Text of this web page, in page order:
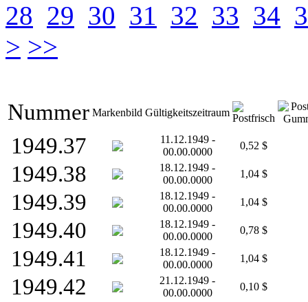
28 29 30 31 32 33 34
> >>
Nummer Markenbild Gültigkeitszeitraum
1949.37
11.12.1949 -
00.00.0000
0,52 $
1949.38
18.12.1949 -
00.00.0000
1,04 $
1949.39
18.12.1949 -
00.00.0000
1,04 $
1949.40
18.12.1949 -
00.00.0000
0,78 $
1949.41
18.12.1949 -
00.00.0000
1,04 $
1949.42
21.12.1949 -
00.00.0000
0,10 $